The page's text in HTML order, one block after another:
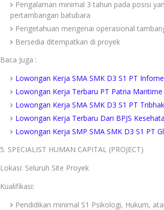
Pengalaman minimal 3 tahun pada posisi
pertambangan batubara
Pengetahuan mengenai operasional
Bersedia ditempatkan di proyek
Baca Juga :
Lowongan Kerja SMA SMK D3 S1 PT
Lowongan Kerja Terbaru PT Patria
Lowongan Kerja SMA SMK D3 S1 PT
Lowongan Kerja Terbaru Dari BPJS
Lowongan Kerja SMP SMA SMK D3 S1 PT
5. SPECIALIST HUMAN CAPITAL (PROJECT)
Lokasi: Seluruh Site Proyek
Kualifikasi:
Pendidikan minimal S1 Psikologi, Hukum,